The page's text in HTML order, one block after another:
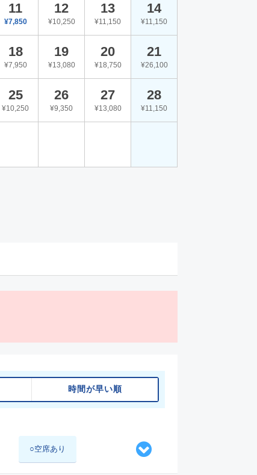
11
¥7,850
12
¥10,250
13
¥11,150
14
¥11,150
18
¥7,950
19
¥13,080
20
¥18,750
21
¥26,100
25
¥10,250
26
¥9,350
27
¥13,080
28
¥11,150
時間が早い順
○空席あり